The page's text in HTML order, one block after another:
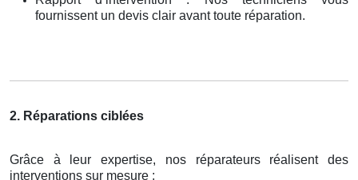
fournissent un devis clair avant toute réparation.
2. Réparations ciblées
Grâce à leur expertise, nos réparateurs réalisent des
interventions sur mesure :